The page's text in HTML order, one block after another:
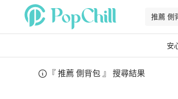
安
『 推薦 側背包 』 搜尋結果